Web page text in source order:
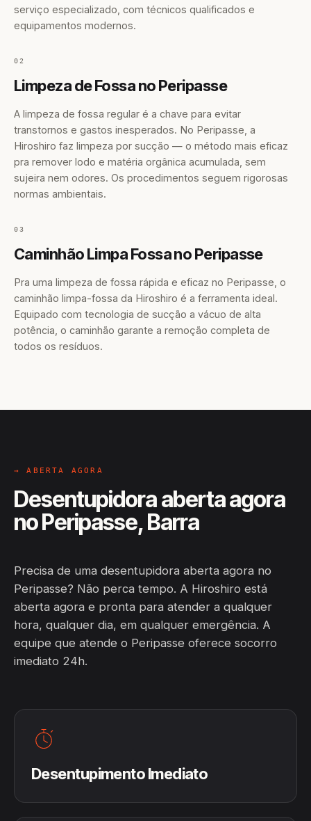
serviço especializado, com técnicos qualificados e
equipamentos modernos.
02
Limpeza de Fossa no Peripasse
A limpeza de fossa regular é a chave para evitar
transtornos e gastos inesperados. No Peripasse, a
Hiroshiro faz limpeza por sucção — o método mais eficaz
pra remover lodo e matéria orgânica acumulada, sem
sujeira nem odores. Os procedimentos seguem rigorosas
normas ambientais.
03
Caminhão Limpa Fossa no Peripasse
Pra uma limpeza de fossa rápida e eficaz no Peripasse, o
caminhão limpa-fossa da Hiroshiro é a ferramenta ideal.
Equipado com tecnologia de sucção a vácuo de alta
potência, o caminhão garante a remoção completa de
todos os resíduos.
→ ABERTA AGORA
Desentupidora aberta agora
no Peripasse, Barra
Precisa de uma desentupidora aberta agora no
Peripasse? Não perca tempo. A Hiroshiro está
aberta agora e pronta para atender a qualquer
hora, qualquer dia, em qualquer emergência. A
equipe que atende o Peripasse oferece socorro
imediato 24h.
Desentupimento Imediato